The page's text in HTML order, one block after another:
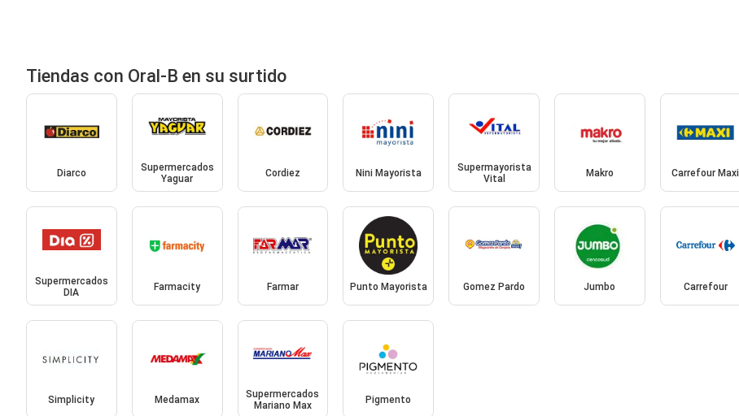
Tiendas con Oral-B en su surtido
Diarco
Supermercados
Yaguar
Cordiez Nini Mayorista
Supermayorista
Vital
Makro Carrefour Maxi
Supermercados
DIA
Farmacity Farmar Punto Mayorista Gomez Pardo Jumbo Carrefour
Simplicity Medamax
Supermercados
Mariano Max
Pigmento